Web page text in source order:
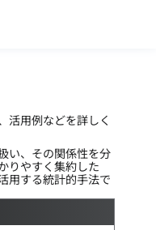
活用例などを詳しく
い、その関係性を分
りやすく集約した
用する統計的手法で